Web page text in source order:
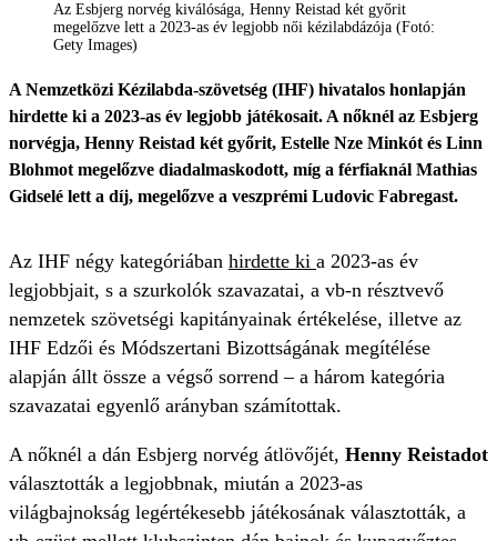
Az Esbjerg norvég kiválósága, Henny Reistad két győrit
megelőzve lett a 2023-as év legjobb női kézilabdázója (Fotó:
Gety Images)
A Nemzetközi Kézilabda-szövetség (IHF) hivatalos honlapján
hirdette ki a 2023-as év legjobb játékosait. A nőknél az Esbjerg
norvégja, Henny Reistad két győrit, Estelle Nze Minkót és Linn
Blohmot megelőzve diadalmaskodott, míg a férfiaknál Mathias
Gidselé lett a díj, megelőzve a veszprémi Ludovic Fabregast.
Az IHF négy kategóriában hirdette ki a 2023-as év
legjobbjait, s a szurkolók szavazatai, a vb-n résztvevő
nemzetek szövetségi kapitányainak értékelése, illetve az
IHF Edzői és Módszertani Bizottságának megítélése
alapján állt össze a végső sorrend – a három kategória
szavazatai egyenlő arányban számítottak.
A nőknél a dán Esbjerg norvég átlövőjét, Henny Reistadot
választották a legjobbnak, miután a 2023-as
világbajnokság legértékesebb játékosának választották, a